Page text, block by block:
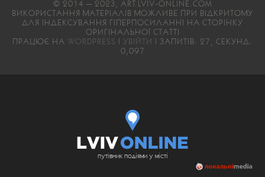
© 2014 — 2023, ART.LVIV-ONLINE.COM
ВИКОРИСТАННЯ МАТЕРІАЛІВ МОЖЛИВЕ ПРИ ВІДКРИТОМУ
ДЛЯ ІНДЕКСУВАННЯ ГІПЕРПОСИЛАННІ НА СТОРІНКУ
ОРИГІНАЛЬНОЇ СТАТТІ
ПРАЦЮЄ НА WORDPRESS | УВІЙТИ | ЗАПИТІВ: 27, СЕКУНД:
0,097
путівник подіями у місті